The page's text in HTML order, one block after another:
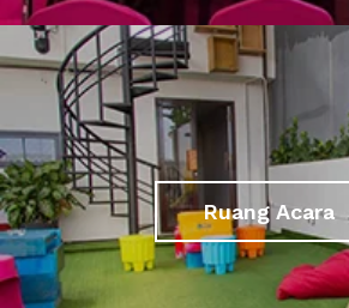
Ruang Acara